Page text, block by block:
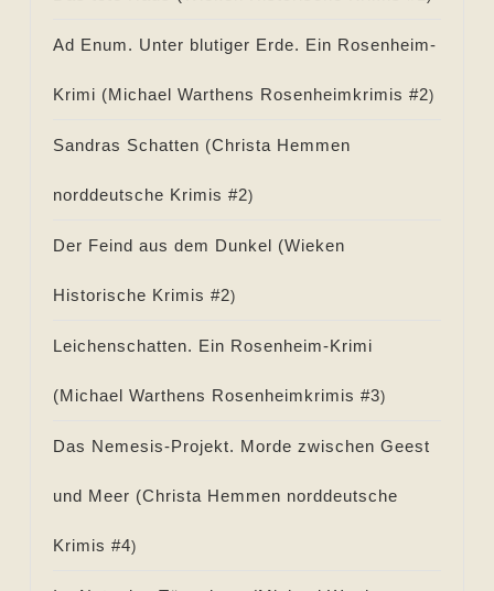
Ad Enum. Unter blutiger Erde. Ein Rosenheim-
Krimi (Michael Warthens Rosenheimkrimis #2)
Sandras Schatten (Christa Hemmen
norddeutsche Krimis #2)
Der Feind aus dem Dunkel (Wieken
Historische Krimis #2)
Leichenschatten. Ein Rosenheim-Krimi
(Michael Warthens Rosenheimkrimis #3)
Das Nemesis-Projekt. Morde zwischen Geest
und Meer (Christa Hemmen norddeutsche
Krimis #4)